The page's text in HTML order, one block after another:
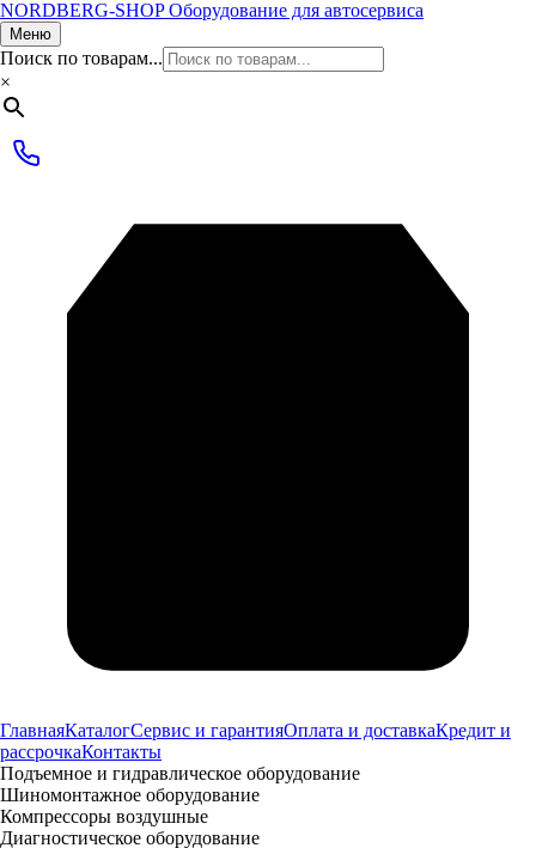
NORDBERG-SHOP Оборудование для автосервиса
Меню
Поиск по товарам...
×
ГлавнаяКаталогСервис и гарантияОплата и доставкаКредит и
рассрочкаКонтакты
Подъемное и гидравлическое оборудование
Шиномонтажное оборудование
Компрессоры воздушные
Диагностическое оборудование